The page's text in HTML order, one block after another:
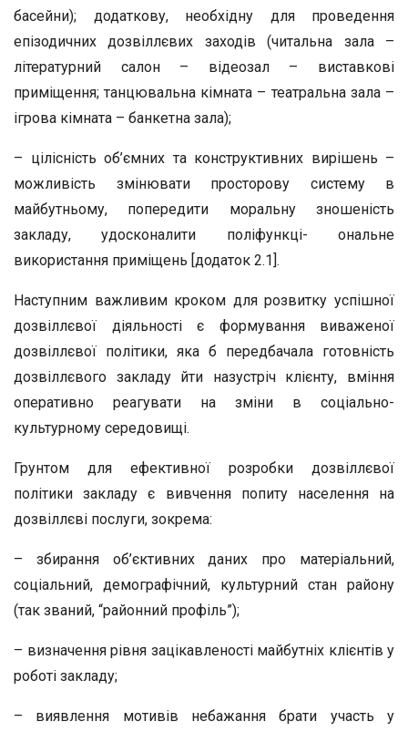
басейни); додаткову, необхідну для проведення
епізодичних дозвіллєвих заходів (читальна зала –
літературний салон – відеозал – виставкові
приміщення; танцювальна кімната – театральна зала –
ігрова кімната – банкетна зала);
– цілісність об’ємних та конструктивних вирішень –
можливість змінювати просторову систему в
майбутньому, попередити моральну зношеність
закладу, удосконалити поліфункці- ональне
використання приміщень [додаток 2.1].
Наступним важливим кроком для розвитку успішної
дозвіллєвої діяльності є формування виваженої
дозвіллєвої політики, яка б передбачала готовність
дозвіллєвого закладу йти назустріч клієнту, вміння
оперативно реагувати на зміни в соціально-
культурному середовищі.
Грунтом для ефективної розробки дозвіллєвої
політики закладу є вивчення попиту населення на
дозвіллєві послуги, зокрема:
– збирання об’єктивних даних про матеріальний,
соціальний, демографічний, культурний стан району
(так званий, “районний профіль”);
– визначення рівня зацікавленості майбутніх клієнтів у
роботі закладу;
– виявлення мотивів небажання брати участь у